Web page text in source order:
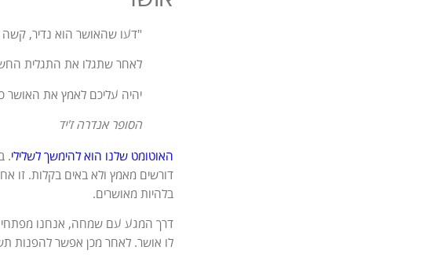
"דעו שהאושר הוא נדיר, קשה
לאחר שתגלו את התגלית
יהיה עליכם לאמץ את האושר
הסופר אנדרה ז'יד
האוטומט שלנו הוא להימשך לשלילי.
דורשים מאמץ ולא באים בקלות. זו
בלהיות מאושרים.
דרך המגע עם שמחה, אנחנו מפתחים
לו אושר. לאחר מכן אפשר להפנות